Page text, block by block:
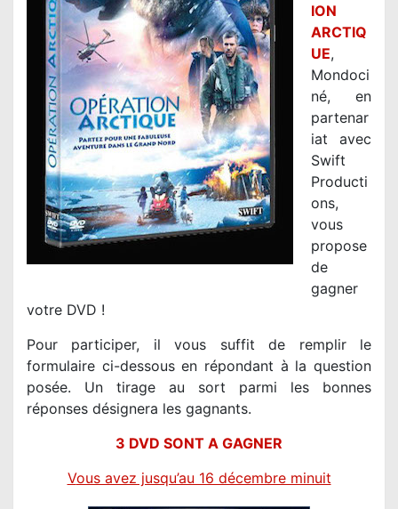
ION
ARCTIQ
UE,
Mondoci
né, en
partenar
iat avec
Swift
Producti
ons,
vous
propose
de
gagner
votre DVD !
Pour participer, il vous suffit de remplir le
formulaire ci-dessous en répondant à la question
posée. Un tirage au sort parmi les bonnes
réponses désignera les gagnants.
3 DVD SONT A GAGNER
Vous avez jusqu’au 16 décembre minuit